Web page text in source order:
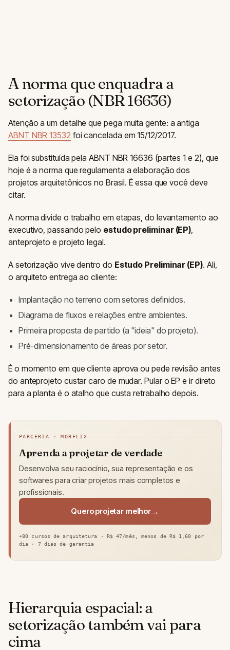
A norma que enquadra a
setorização (NBR 16636)
Atenção a um detalhe que pega muita gente: a antiga
ABNT NBR 13532 foi cancelada em 15/12/2017.
Ela foi substituída pela ABNT NBR 16636 (partes 1 e 2), que
hoje é a norma que regulamenta a elaboração dos
projetos arquitetônicos no Brasil. É essa que você deve
citar.
A norma divide o trabalho em etapas, do levantamento ao
executivo, passando pelo estudo preliminar (EP),
anteprojeto e projeto legal.
A setorização vive dentro do Estudo Preliminar (EP). Ali,
o arquiteto entrega ao cliente:
Implantação no terreno com setores definidos.
Diagrama de fluxos e relações entre ambientes.
Primeira proposta de partido (a "ideia" do projeto).
Pré-dimensionamento de áreas por setor.
É o momento em que cliente aprova ou pede revisão antes
do anteprojeto custar caro de mudar. Pular o EP e ir direto
para a planta é o atalho que custa retrabalho depois.
PARCERIA · MOBFLIX
Aprenda a projetar de verdade
Desenvolva seu raciocínio, sua representação e os
softwares para criar projetos mais completos e
profissionais.
Quero projetar melhor
+80 cursos de arquitetura · R$ 47/mês, menos de R$ 1,60 por
dia · 7 dias de garantia
Hierarquia espacial: a
setorização também vai para
cima